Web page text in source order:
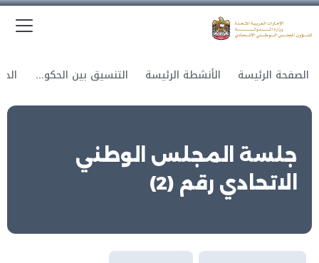
الصفحة الرئيسة الأنشطة الرئيسة التنسيق بين الحكومة والمجلس
جلسة المجلس الوطني
الاتحادي رقم (2)